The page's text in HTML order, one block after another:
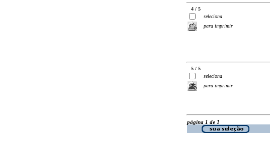
4 / 5
seleciona
para imprimir
5 / 5
seleciona
para imprimir
página 1 de 1